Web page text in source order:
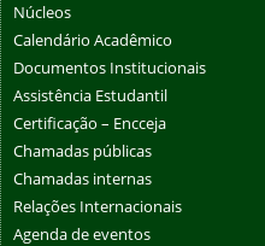
Núcleos
Calendário Acadêmico
Documentos Institucionais
Assistência Estudantil
Certificação – Encceja
Chamadas públicas
Chamadas internas
Relações Internacionais
Agenda de eventos